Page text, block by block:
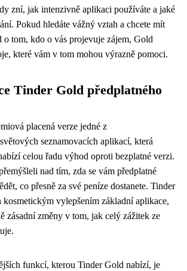
zní, jak intenzivně aplikaci používáte a jaké
Pokud hledáte vážný vztah a chcete mít
o tom, kdo o vás projevuje zájem, Gold
které vám v tom mohou výrazně pomoci.
Tinder Gold předplatného
placená verze jedné z
seznamovacích aplikací, která
celou řadu výhod oproti bezplatné verzi.
nad tím, zda se vám předplatné
co přesně za své peníze dostanete. Tinder
vylepšením základní aplikace,
zásadní změny v tom, jak celý zážitek ze
funkcí, kterou Tinder Gold nabízí, je